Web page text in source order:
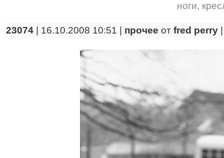
ноги,
23074 | 16.10.2008 10:51 | прочее от fred perry